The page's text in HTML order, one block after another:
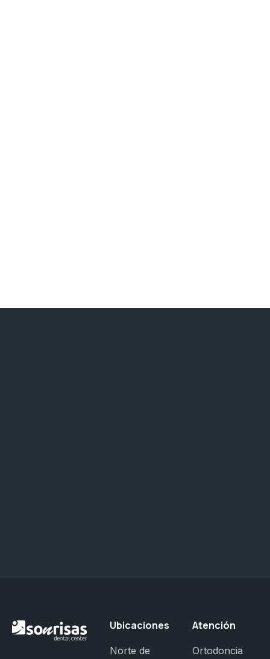
Ubicaciones
Norte de
Atención
Ortodoncia